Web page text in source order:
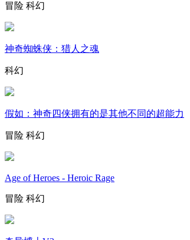
冒险 科幻
神奇蜘蛛侠：猎人之魂
科幻
假如：神奇四侠拥有的是其他不同的超能力
冒险 科幻
Age of Heroes - Heroic Rage
冒险 科幻